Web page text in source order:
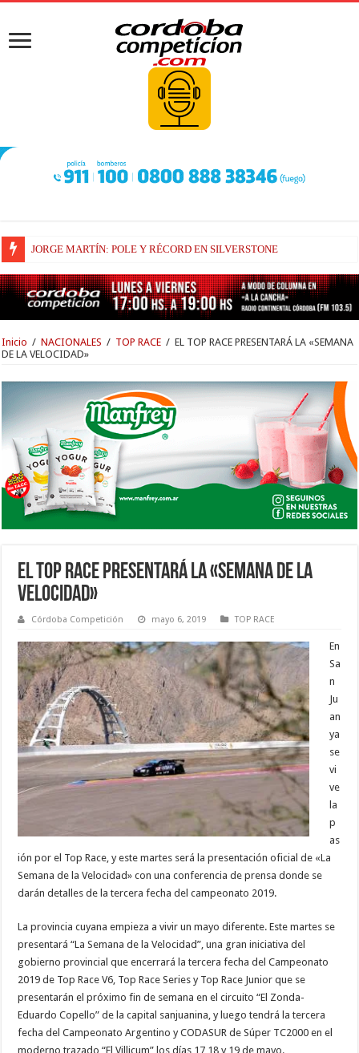
JORGE MARTÍN: POLE Y RÉCORD EN SILVERSTONE
LA PREOCUPACIÓN DE BEZZECCHI
Inicio / NACIONALES / TOP RACE / EL TOP RACE PRESENTARÁ LA «SEMANA
DE LA VELOCIDAD»
EL TOP RACE PRESENTARÁ LA «SEMANA DE LA
VELOCIDAD»
Córdoba Competición mayo 6, 2019 TOP RACE
En
Sa
n
Ju
an
ya
se
vi
ve
la
p
as
ión por el Top Race, y este martes será la presentación oficial de «La
Semana de la Velocidad» con una conferencia de prensa donde se
darán detalles de la tercera fecha del campeonato 2019.
La provincia cuyana empieza a vivir un mayo diferente. Este martes se
presentará “La Semana de la Velocidad”, una gran iniciativa del
gobierno provincial que encerrará la tercera fecha del Campeonato
2019 de Top Race V6, Top Race Series y Top Race Junior que se
presentarán el próximo fin de semana en el circuito “El Zonda-
Eduardo Copello” de la capital sanjuanina, y luego tendrá la tercera
fecha del Campeonato Argentino y CODASUR de Súper TC2000 en el
moderno trazado “El Villicum” los días 17,18 y 19 de mayo.